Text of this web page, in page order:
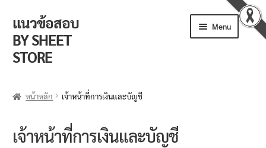
Skip
to
navigation
Skip
to
content
แนวข้อสอบ
BY SHEET
STORE
Menu
วิธีการสั่งซื้อ
หน้าหลัก เจ้าหน้าที่การเงินและบัญชี
เจ้าหน้าที่การเงินและบัญชี